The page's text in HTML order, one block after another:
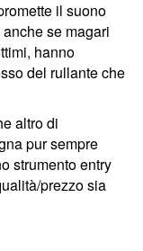
il suono
se magari
hanno
del rullante che
altro di
pur sempre
strumento entry
prezzo sia